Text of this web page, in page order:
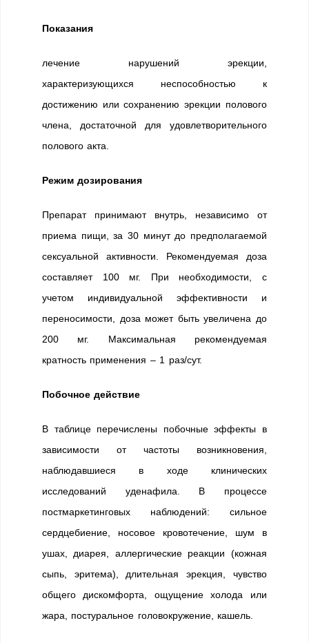
Показания
лечение нарушений эрекции,
характеризующихся неспособностью к
достижению или сохранению эрекции полового
члена, достаточной для удовлетворительного
полового акта.
Режим дозирования
Препарат принимают внутрь, независимо от
приема пищи, за 30 минут до предполагаемой
сексуальной активности. Рекомендуемая доза
составляет 100 мг. При необходимости, с
учетом индивидуальной эффективности и
переносимости, доза может быть увеличена до
200 мг. Максимальная рекомендуемая
кратность применения – 1 раз/сут.
Побочное действие
В таблице перечислены побочные эффекты в
зависимости от частоты возникновения,
наблюдавшиеся в ходе клинических
исследований уденафила. В процессе
постмаркетинговых наблюдений: сильное
сердцебиение, носовое кровотечение, шум в
ушах, диарея, аллергические реакции (кожная
сыпь, эритема), длительная эрекция, чувство
общего дискомфорта, ощущение холода или
жара, постуральное головокружение, кашель.